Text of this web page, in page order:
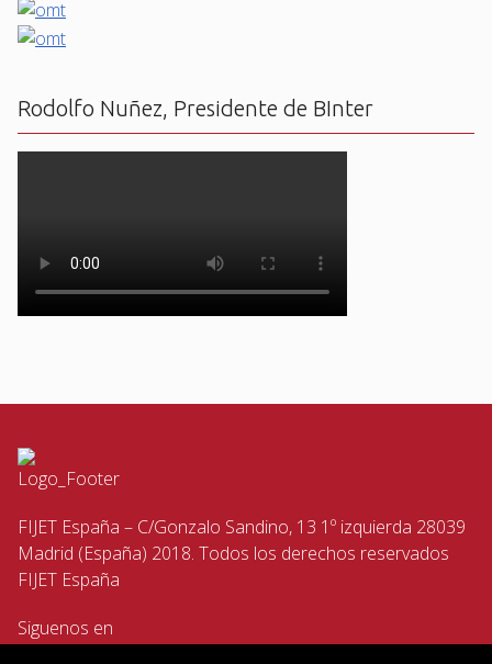
Rodolfo Nuñez, Presidente de BInter
FIJET España – C/Gonzalo Sandino, 13 1º izquierda 28039
Madrid (España) 2018. Todos los derechos reservados
FIJET España
Siguenos en